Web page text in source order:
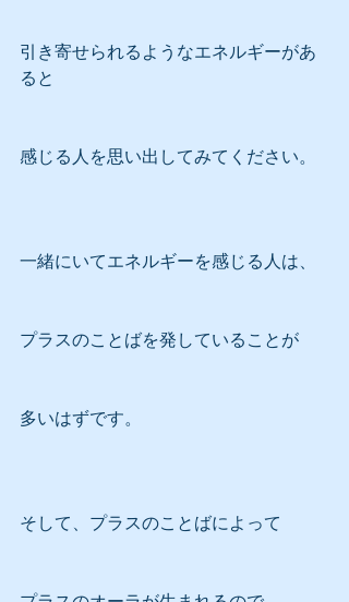
引き寄せられるようなエネルギーがあ
ると
感じる人を思い出してみてください。
一緒にいてエネルギーを感じる人は、
プラスのことばを発していることが
多いはずです。
そして、プラスのことばによって